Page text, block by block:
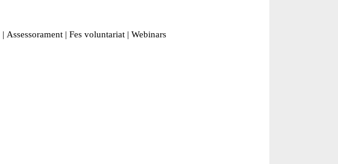
| Assessorament | Fes voluntariat | Webinars